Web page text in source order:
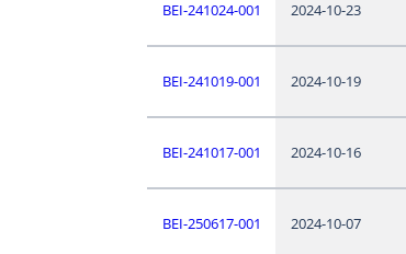
BEI-241024-001 2024-10-23
BEI-241019-001 2024-10-19
BEI-241017-001 2024-10-16
BEI-250617-001 2024-10-07